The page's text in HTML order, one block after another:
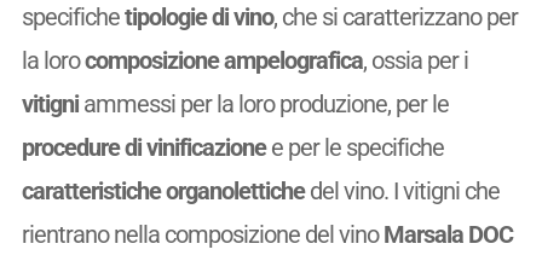
specifichetipologie di vino, che si caratterizzano per
la lorocomposizione ampelografica, ossia per i
vitigniammessi per la loro produzione, per le
procedure di vinificazionee per le specifiche
caratteristiche organolettichedel vino. I vitigni che
rientrano nella composizione del vinoMarsala DOC